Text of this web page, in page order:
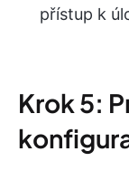
přístup k
Krok 5: